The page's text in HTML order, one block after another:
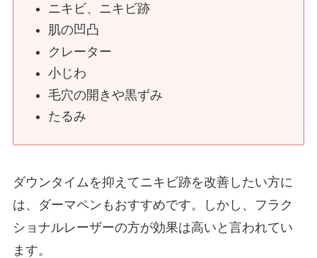
ニキビ、ニキビ跡
肌の凹凸
クレーター
小じわ
毛穴の開きや黒ずみ
たるみ
ダウンタイムを抑えてニキビ跡を改善したい方に
は、ダーマペンもおすすめです。しかし、フラク
ショナルレーザーの方が効果は高いと言われてい
ます。